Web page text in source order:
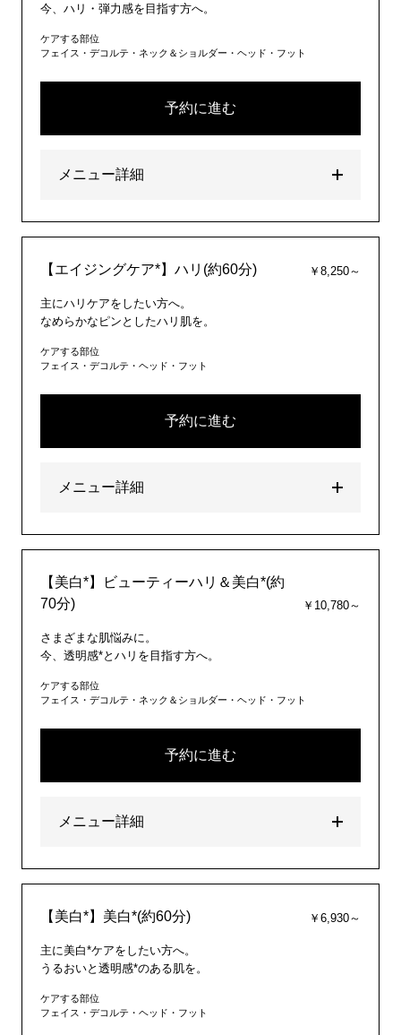
今、ハリ・弾力感を目指す方へ。
ケアする部位
フェイス・デコルテ・ネック＆ショルダー・ヘッド・フット
予約に進む
メニュー詳細
【エイジングケア*】ハリ(約60分) ￥8,250～
主にハリケアをしたい方へ。
なめらかなピンとしたハリ肌を。
ケアする部位
フェイス・デコルテ・ヘッド・フット
予約に進む
メニュー詳細
【美白*】ビューティーハリ＆美白*(約
70分)
￥10,780～
さまざまな肌悩みに。
今、透明感*とハリを目指す方へ。
ケアする部位
フェイス・デコルテ・ネック＆ショルダー・ヘッド・フット
予約に進む
メニュー詳細
【美白*】美白*(約60分) ￥6,930～
主に美白*ケアをしたい方へ。
うるおいと透明感*のある肌を。
ケアする部位
フェイス・デコルテ・ヘッド・フット